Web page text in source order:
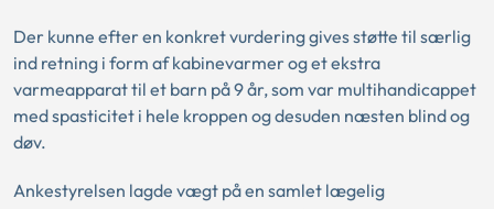
Der kunne efter en konkret vurdering gives støtte til særlig
ind retning i form af kabinevarmer og et ekstra
varmeapparat til et barn på 9 år, som var multihandicappet
med spasticitet i hele kroppen og desuden næsten blind og
døv.
Ankestyrelsen lagde vægt på en samlet lægelig